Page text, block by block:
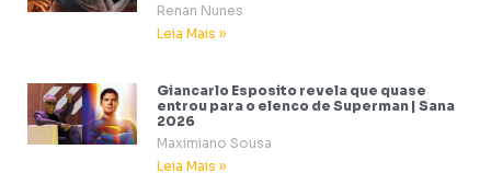
Renan Nunes
Leia Mais »
Giancarlo Esposito revela que quase
entrou para o elenco de Superman | Sana
2026
Maximiano Sousa
Leia Mais »